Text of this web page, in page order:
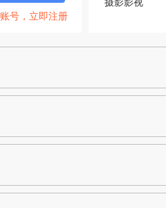
号，立即注册
摄影影视